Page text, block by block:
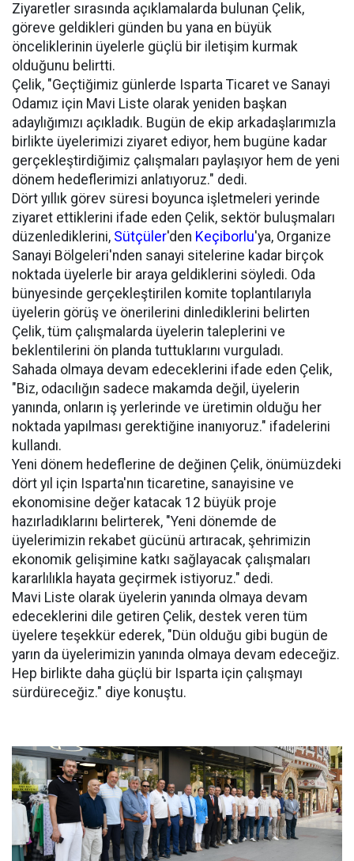
Ziyaretler sırasında açıklamalarda bulunan Çelik,
göreve geldikleri günden bu yana en büyük
önceliklerinin üyelerle güçlü bir iletişim kurmak
olduğunu belirtti.
Çelik, "Geçtiğimiz günlerde Isparta Ticaret ve Sanayi
Odamız için Mavi Liste olarak yeniden başkan
adaylığımızı açıkladık. Bugün de ekip arkadaşlarımızla
birlikte üyelerimizi ziyaret ediyor, hem bugüne kadar
gerçekleştirdiğimiz çalışmaları paylaşıyor hem de yeni
dönem hedeflerimizi anlatıyoruz." dedi.
Dört yıllık görev süresi boyunca işletmeleri yerinde
ziyaret ettiklerini ifade eden Çelik, sektör buluşmaları
düzenlediklerini, Sütçüler'den Keçiborlu'ya, Organize
Sanayi Bölgeleri'nden sanayi sitelerine kadar birçok
noktada üyelerle bir araya geldiklerini söyledi. Oda
bünyesinde gerçekleştirilen komite toplantılarıyla
üyelerin görüş ve önerilerini dinlediklerini belirten
Çelik, tüm çalışmalarda üyelerin taleplerini ve
beklentilerini ön planda tuttuklarını vurguladı.
Sahada olmaya devam edeceklerini ifade eden Çelik,
"Biz, odacılığın sadece makamda değil, üyelerin
yanında, onların iş yerlerinde ve üretimin olduğu her
noktada yapılması gerektiğine inanıyoruz." ifadelerini
kullandı.
Yeni dönem hedeflerine de değinen Çelik, önümüzdeki
dört yıl için Isparta'nın ticaretine, sanayisine ve
ekonomisine değer katacak 12 büyük proje
hazırladıklarını belirterek, "Yeni dönemde de
üyelerimizin rekabet gücünü artıracak, şehrimizin
ekonomik gelişimine katkı sağlayacak çalışmaları
kararlılıkla hayata geçirmek istiyoruz." dedi.
Mavi Liste olarak üyelerin yanında olmaya devam
edeceklerini dile getiren Çelik, destek veren tüm
üyelere teşekkür ederek, "Dün olduğu gibi bugün de
yarın da üyelerimizin yanında olmaya devam edeceğiz.
Hep birlikte daha güçlü bir Isparta için çalışmayı
sürdüreceğiz." diye konuştu.